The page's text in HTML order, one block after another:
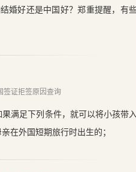
婚好还是中国好？郑重提醒，有
签证拒签原因查询
满足下列条件，就可以将小孩带入
在外国短期旅行时出生的；